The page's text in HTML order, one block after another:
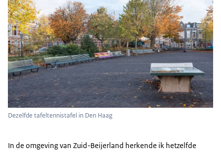
Dezelfde tafeltennistafel in Den Haag
In de omgeving van Zuid-Beijerland herkende ik hetzelfde